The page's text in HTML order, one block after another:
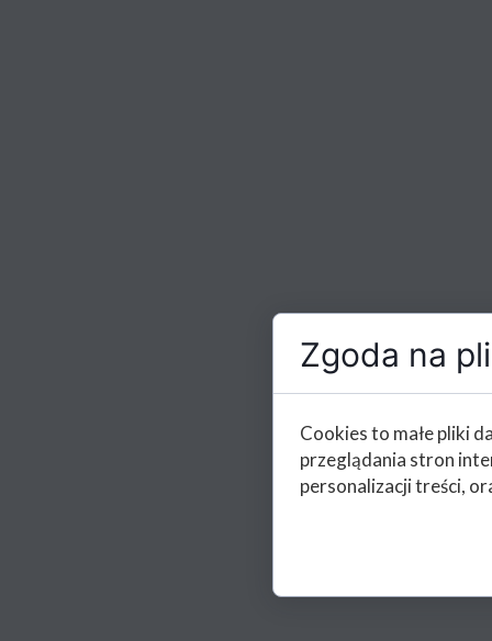
Zgoda na
Cookies to małe pliki
przeglądania stron
personalizacji treści,